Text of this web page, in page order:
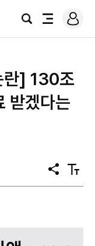
검
전
로
그
란] 130조
받겠다는
공
유
텍
스